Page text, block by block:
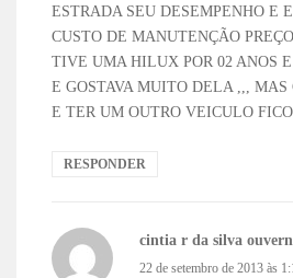
ESTRADA SEU DESEMPENHO E
CUSTO DE MANUTENÇÃO
TIVE UMA HILUX POR 02 ANOS
E GOSTAVA MUITO DELA ,,, MAS
E TER UM OUTRO VEICULO
RESPONDER
cintia r da silva
22 de setembro de 2013 às